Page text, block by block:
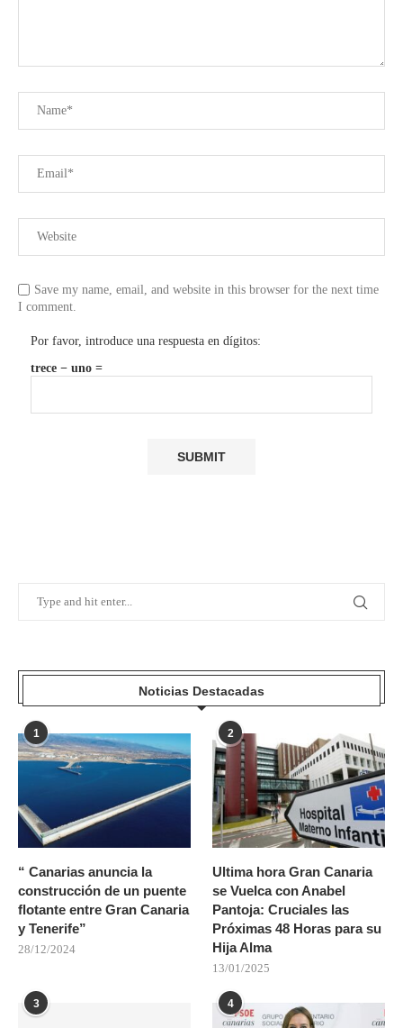
Save my name, email, and website in this browser for the next time
I comment.
Por favor, introduce una respuesta en dígitos:
trece − uno =
Noticias Destacadas
1
“ Canarias anuncia la
construcción de un puente
flotante entre Gran Canaria
y Tenerife”
28/12/2024
2
Ultima hora Gran Canaria
se Vuelca con Anabel
Pantoja: Cruciales las
Próximas 48 Horas para su
Hija Alma
13/01/2025
3 4